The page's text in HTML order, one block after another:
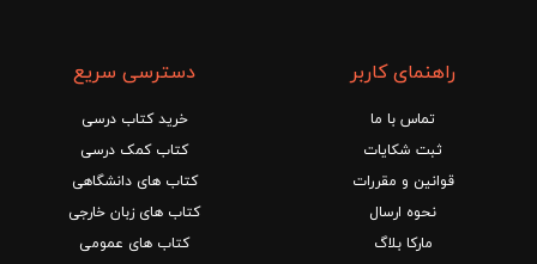
راهنمای کاربر
تماس با ما
ثبت شکایات
قوانین و مقررات
نحوه ارسال
مارکا بلاگ
دسترسی سریع
خرید کتاب درسی
کتاب کمک درسی
کتاب های دانشگاهی
کتاب های زبان خارجی
کتاب های عمومی